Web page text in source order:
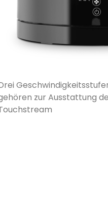
zur Ausstattung